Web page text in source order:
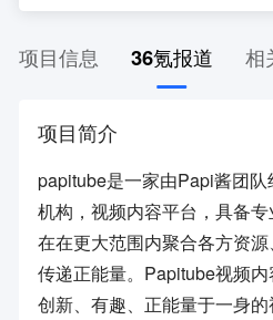
项目信息 36氪报道 相
项目简介
papitube是一家由Papi酱团
机构，视频内容平台，具备
在在更大范围内聚合各方资
传递正能量。Papitube视频
创新、有趣、正能量于一身的